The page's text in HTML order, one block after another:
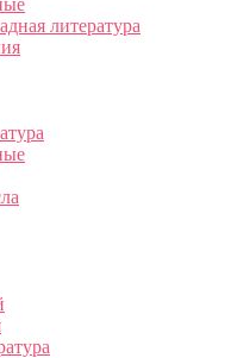
литература